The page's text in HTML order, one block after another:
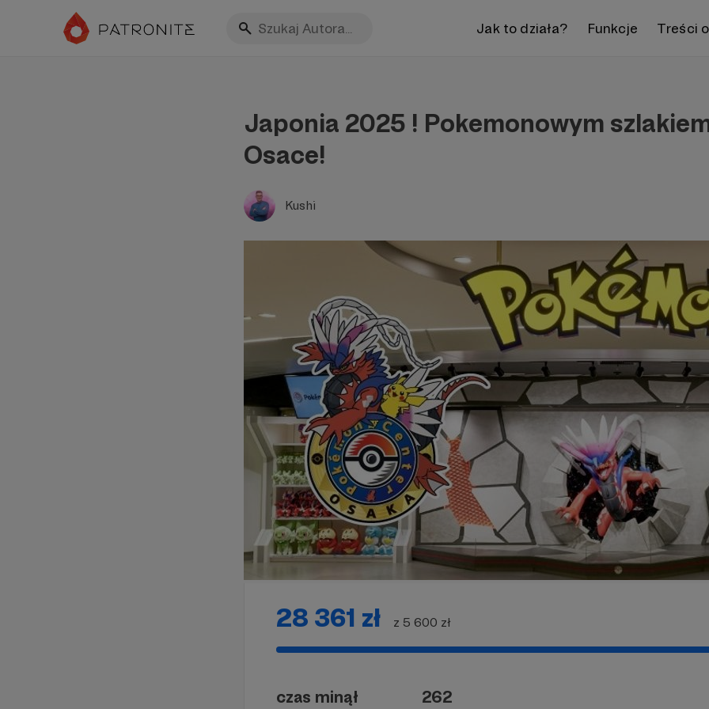
Jak to działa? Funkcje Treści
Japonia 2025 ! Pokemonowym
Osace!
Kushi
28 361 zł z 5 600 zł
czas minął 262